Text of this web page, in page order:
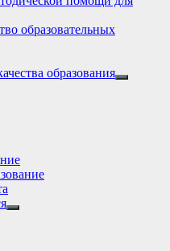
образовательных
образования
Show
Show